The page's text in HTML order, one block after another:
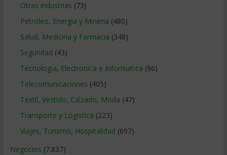
Otras industrias (73)
Petroleo, Energia y Mineria (480)
Salud, Medicina y Farmacia (348)
Seguridad (43)
Tecnologia, Electronica e Informatica (96)
Telecomunicaciones (405)
Textil, Vestido, Calzado, Moda (47)
Transporte y Logistica (223)
Viajes, Turismo, Hospitalidad (697)
Negocios (7.837)